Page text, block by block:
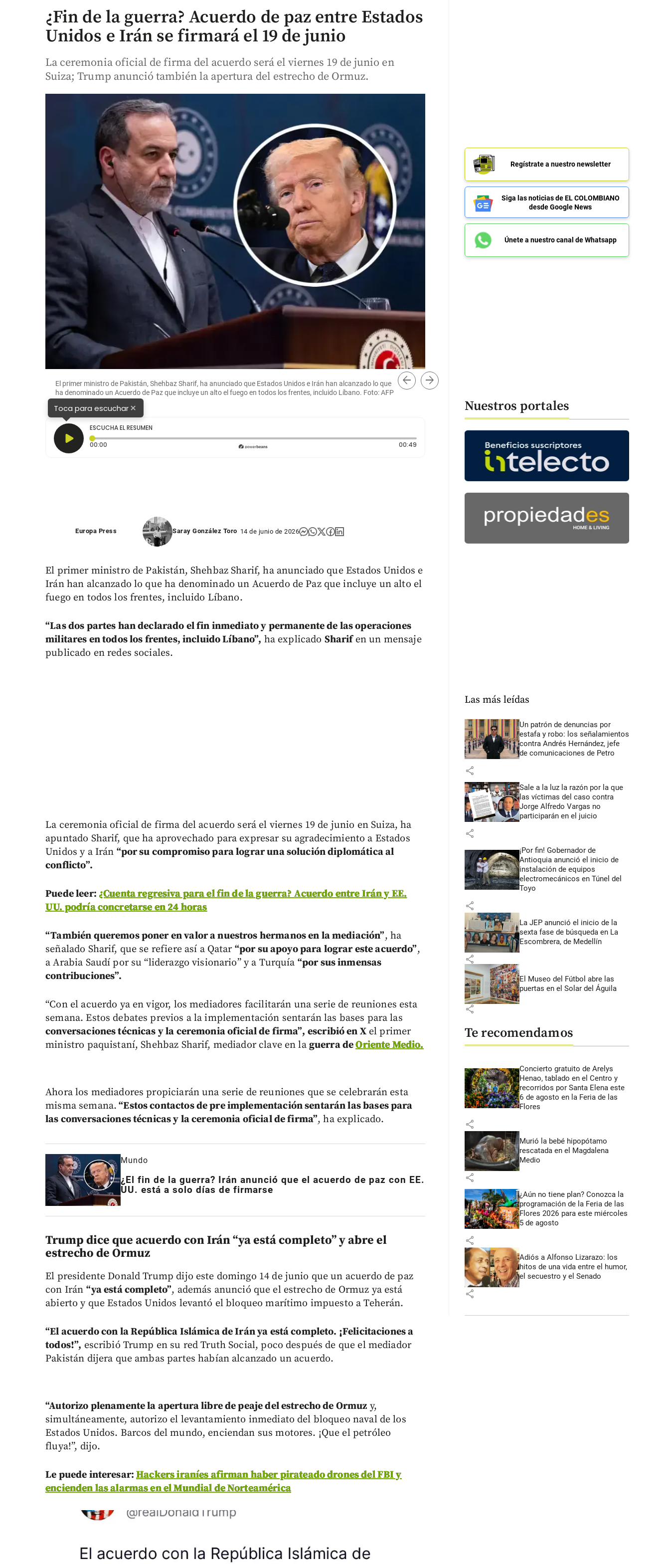
¿Fin de la guerra? Acuerdo de paz entre Estados
Unidos e Irán se firmará el 19 de junio
La ceremonia oficial de firma del acuerdo será el viernes 19 de junio en
Suiza; Trump anunció también la apertura del estrecho de Ormuz.
arrow_back
El primer ministro de Pakistán, Shehbaz Sharif, ha anunciado que Estados Unidos e Irán han alcanzado lo que
ha denominado un Acuerdo de Paz que incluye un alto el fuego en todos los frentes, incluido Líbano. Foto: AFP
Trump en su red Truth Social. Foto: Captura de pantalla
arrow_forward
Toca para escuchar×
ESCUCHA EL RESUMEN
00:00
00:49Duración: 49 segundos
Europa Press Saray González Toro 14 de junio de 2026
El primer ministro de Pakistán, Shehbaz Sharif, ha anunciado que Estados Unidos e
Irán han alcanzado lo que ha denominado un Acuerdo de Paz que incluye un alto el
fuego en todos los frentes, incluido Líbano.
“Las dos partes han declarado el fin inmediato y permanente de las operaciones
militares en todos los frentes, incluido Líbano”, ha explicado Sharifen un mensaje
publicado en redes sociales.
La ceremonia oficial de firma del acuerdo será el viernes 19 de junio en Suiza, ha
apuntado Sharif, que ha aprovechado para expresar su agradecimiento a Estados
Unidos y a Irán “por su compromiso para lograr una solución diplomática al
conflicto”.
Puede leer: ¿Cuenta regresiva para el fin de la guerra? Acuerdo entre Irán y EE.
UU. podría concretarse en 24 horas
“También queremos poner en valor a nuestros hermanos en la mediación”, ha
señalado Sharif, que se refiere así a Qatar “por su apoyo para lograr este acuerdo”,
a Arabia Saudí por su “liderazgo visionario” y a Turquía “por sus inmensas
contribuciones”.
“Con el acuerdo ya en vigor, los mediadores facilitarán una serie de reuniones esta
semana. Estos debates previos a la implementación sentarán las bases para las
conversaciones técnicas y la ceremonia oficial de firma”, escribió en Xel primer
ministro paquistaní, Shehbaz Sharif, mediador clave en la guerra deOriente Medio.
Ahora los mediadores propiciarán una serie de reuniones que se celebrarán esta
misma semana. “Estos contactos de pre implementación sentarán las bases para
las conversaciones técnicas y la ceremonia oficial de firma”, ha explicado.
Mundo
¿El fin de la guerra? Irán anunció que el acuerdo de paz con EE.
UU. está a solo días de firmarse
Trump dice que acuerdo con Irán “ya está completo” y abre el
estrecho de Ormuz
El presidente Donald Trump dijo este domingo 14 de junio que un acuerdo de paz
con Irán “ya está completo”, además anunció que el estrecho de Ormuz ya está
abierto y que Estados Unidos levantó el bloqueo marítimo impuesto a Teherán.
“El acuerdo con la República Islámica de Irán ya está completo. ¡Felicitaciones a
todos!”, escribió Trump en su red Truth Social, poco después de que el mediador
Pakistán dijera que ambas partes habían alcanzado un acuerdo.
“Autorizo plenamente la apertura libre de peaje del estrecho de Ormuz y,
simultáneamente, autorizo el levantamiento inmediato del bloqueo naval de los
Estados Unidos. Barcos del mundo, enciendan sus motores. ¡Que el petróleo
fluya!”, dijo.
Le puede interesar:Hackers iraníes afirman haber pirateado drones del FBI y
encienden las alarmas en el Mundial de Norteamérica
Regístrate a nuestro newsletter
Siga las noticias de EL COLOMBIANO
desde Google News
Únete a nuestro canal de Whatsapp
Nuestros portales
Las más leídas
Un patrón de denuncias por
estafa y robo: los señalamientos
contra Andrés Hernández, jefe
de comunicaciones de Petro
share
Sale a la luz la razón por la que
las víctimas del caso contra
Jorge Alfredo Vargas no
participarán en el juicio
share
¡Por fin! Gobernador de
Antioquia anunció el inicio de
instalación de equipos
electromecánicos en Túnel del
Toyo
share
La JEP anunció el inicio de la
sexta fase de búsqueda en La
Escombrera, de Medellín
share
El Museo del Fútbol abre las
puertas en el Solar del Águila
share
Te recomendamos
Concierto gratuito de Arelys
Henao, tablado en el Centro y
recorridos por Santa Elena este
6 de agosto en la Feria de las
Flores
share
Murió la bebé hipopótamo
rescatada en el Magdalena
Medio
share
¿Aún no tiene plan? Conozca la
programación de la Feria de las
Flores 2026 para este miércoles
5 de agosto
share
Adiós a Alfonso Lizarazo: los
hitos de una vida entre el humor,
el secuestro y el Senado
share